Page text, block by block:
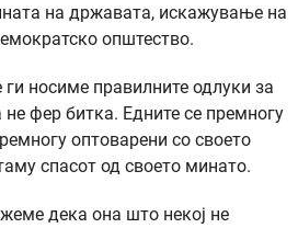
на државата, искажување на
општество.
носиме правилните одлуки за
фер битка. Едните се премногу
оптоварени со своето
спасот од своето минато.
дека она што некој не